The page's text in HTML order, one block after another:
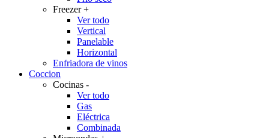
Freezer+
Ver todo
Vertical
Panelable
Horizontal
Enfriadora de vinos
Coccion
Cocinas -
Ver todo
Gas
Eléctrica
Combinada